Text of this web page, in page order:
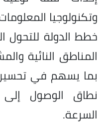
وتكنولوجيا
خطط الدولة
المناطق النائية
بما يسهم في
نطاق الوصول إلى
السرعة.